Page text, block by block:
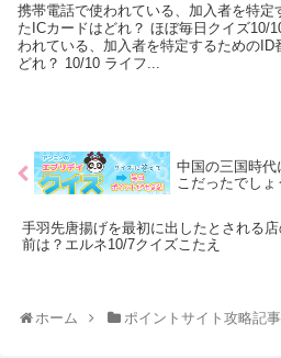
携帯電話で使われている、加入者を特
たICカードはどれ？ ほぼ毎日クイズ10/
われている、加入者を特定するための
どれ？ 10/10 ライフ...
中国の三国時
こだったでし
手羽先唐揚げを最初に出したとされる店
前は？エルネ10/7クイズこたえ
ホーム ポイントサイト攻略記事